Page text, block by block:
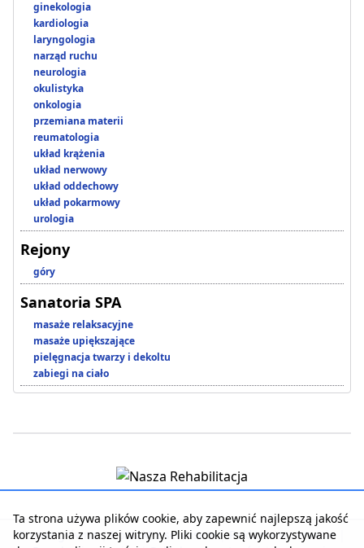
ginekologia
kardiologia
laryngologia
narząd ruchu
neurologia
okulistyka
onkologia
przemiana materii
reumatologia
układ krążenia
układ nerwowy
układ oddechowy
układ pokarmowy
urologia
Rejony
góry
Sanatoria SPA
masaże relaksacyjne
masaże upiększające
pielęgnacja twarzy i dekoltu
zabiegi na ciało
Strona główna | Kontakt z serwisem | Reklama w serwisie
Ta strona używa plików cookie, aby zapewnić najlepszą jakość
korzystania z naszej witryny. Pliki cookie są wykorzystywane